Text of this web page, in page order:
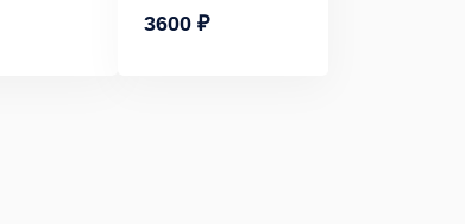
3600 ₽